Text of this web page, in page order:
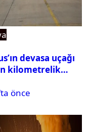
devasa uçağı
kilometrelik
önce